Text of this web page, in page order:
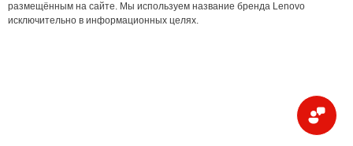
размещённым на сайте. Мы используем название бренда Lenovo
исключительно в информационных целях.